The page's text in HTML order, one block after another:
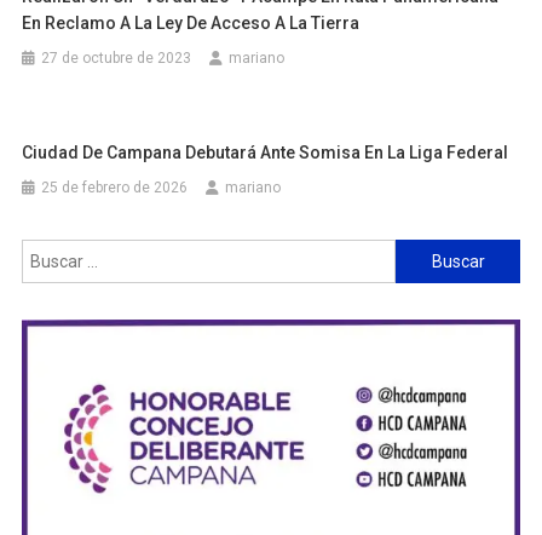
En Reclamo A La Ley De Acceso A La Tierra
27 de octubre de 2023 mariano
Ciudad De Campana Debutará Ante Somisa En La Liga Federal
25 de febrero de 2026 mariano
Buscar: